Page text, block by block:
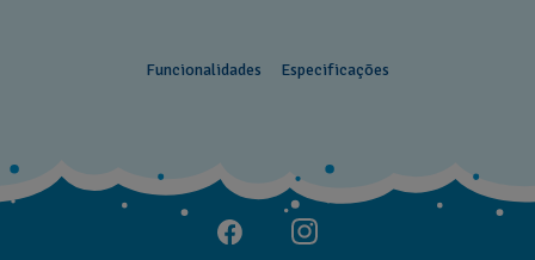
Funcionalidades Especificações